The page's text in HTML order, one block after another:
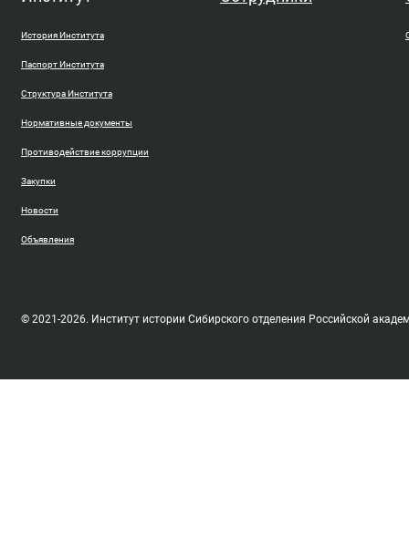
История Института
Паспорт Института
Структура Института
Нормативные документы
Противодействие коррупции
Закупки
Новости
Объявления
© 2021-2026. Институт истории Сибирского отделения Российской